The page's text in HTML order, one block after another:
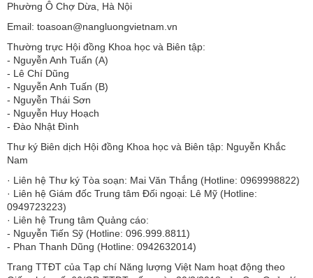
Phường Ô Chợ Dừa, Hà Nội
Email: toasoan@nangluongvietnam.vn
Thường trực Hội đồng Khoa học và Biên tập:
​​​​​​- Nguyễn Anh Tuấn (A)
- Lê Chí Dũng
- Nguyễn Anh Tuấn (B)
- Nguyễn Thái Sơn
- Nguyễn Huy Hoạch
- Đào Nhật Đình
Thư ký Biên dịch Hội đồng Khoa học và Biên tập: Nguyễn Khắc
Nam
· Liên hệ Thư ký Tòa soạn: Mai Văn Thắng (Hotline: 0969998822)
· Liên hệ Giám đốc Trung tâm Đối ngoại: Lê Mỹ (Hotline:
0949723223)
· Liên hệ Trung tâm Quảng cáo:
- Nguyễn Tiến Sỹ (Hotline: 096.999.8811)
- Phan Thanh Dũng (Hotline: 0942632014)
Trang TTĐT của Tạp chí Năng lượng Việt Nam hoạt động theo